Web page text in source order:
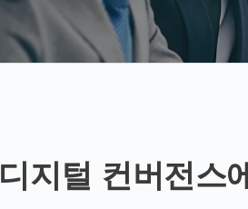
디지털 컨버전스